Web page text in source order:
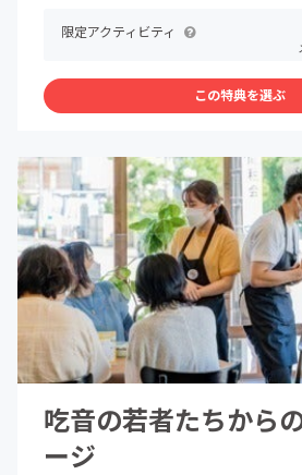
限定アクティビティ
この特典を選ぶ
吃音の若者たちから
ージ